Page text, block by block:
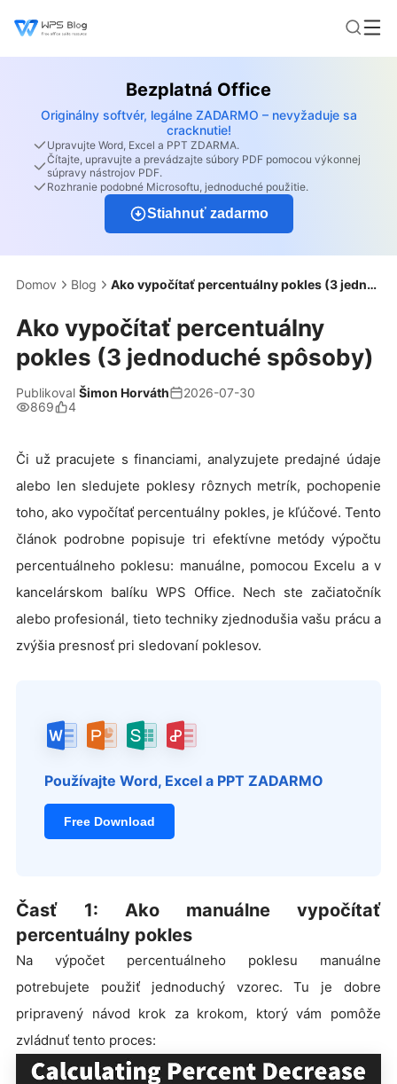
Bezplatná Office
Originálny softvér, legálne ZADARMO – nevyžaduje sa
cracknutie!
Upravujte Word, Excel a PPT ZDARMA.
Čítajte, upravujte a prevádzajte súbory PDF pomocou výkonnej
súpravy nástrojov PDF.
Rozhranie podobné Microsoftu, jednoduché použitie.
Stiahnuť zadarmo
Domov Blog Ako vypočítať percentuálny pokles (3 jednoduché spôsoby)
Ako vypočítať percentuálny
pokles (3 jednoduché spôsoby)
Publikoval Šimon Horváth
2026-07-30
869
4
Či už pracujete s financiami, analyzujete predajné údaje
alebo len sledujete poklesy rôznych metrík, pochopenie
toho, ako vypočítať percentuálny pokles, je kľúčové. Tento
článok podrobne popisuje tri efektívne metódy výpočtu
percentuálneho poklesu: manuálne, pomocou Excelu a v
kancelárskom balíku WPS Office. Nech ste začiatočník
alebo profesionál, tieto techniky zjednodušia vašu prácu a
zvýšia presnosť pri sledovaní poklesov.
Používajte Word, Excel a PPT ZADARMO
Free Download
Časť 1: Ako manuálne vypočítať
percentuálny pokles
Na výpočet percentuálneho poklesu manuálne
potrebujete použiť jednoduchý vzorec. Tu je dobre
pripravený návod krok za krokom, ktorý vám pomôže
zvládnuť tento proces: